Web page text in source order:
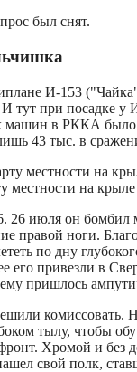
был снят.
И-153
тут при посадке
машин в РККА
43 тыс. в
местности на
26 июля он бомбил
правой ноги.
по дну
его привезли в
пришлось
тылу, чтобы
Хромой и без
свой полк,